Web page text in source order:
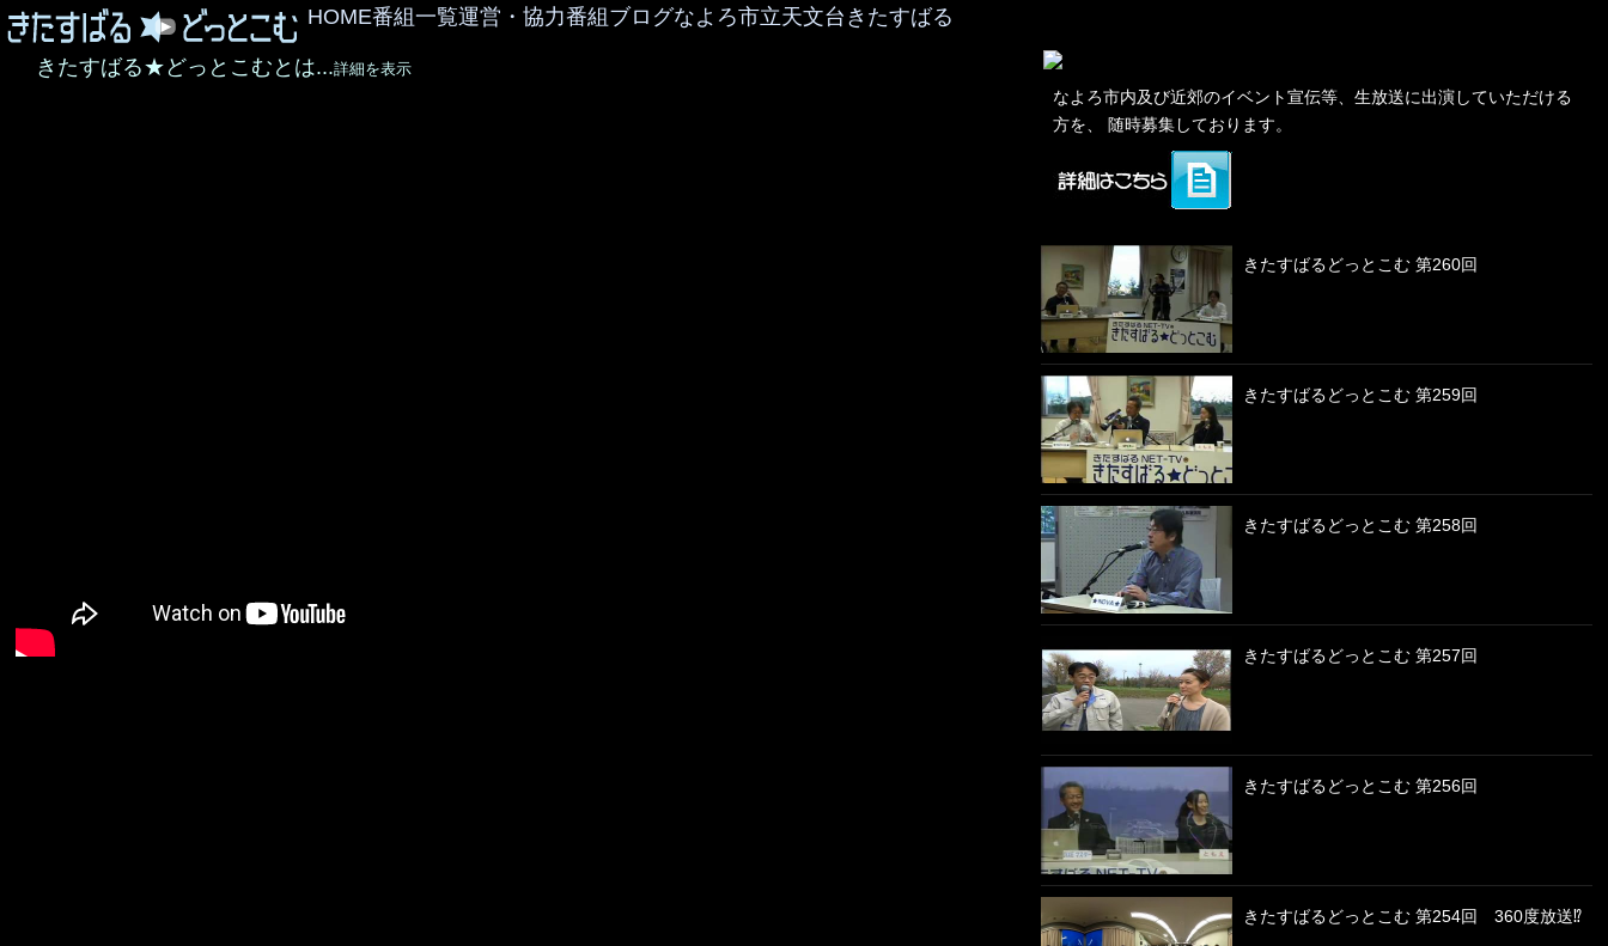
HOME番組一覧運営・協力番組ブログなよろ市立天文台きたすばる
きたすばる★どっとこむとは...詳細を表示
なよろ市内及び近郊のイベント宣伝等、生放送に出演していただける
方を、 随時募集しております。
きたすばるどっとこむ 第260回
きたすばるどっとこむ 第259回
きたすばるどっとこむ 第258回
きたすばるどっとこむ 第257回
きたすばるどっとこむ 第256回
きたすばるどっとこむ 第254回 360度放送⁉